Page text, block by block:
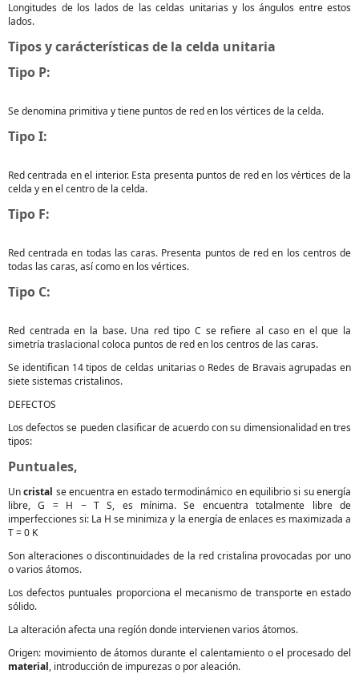
Longitudes de los lados de las celdas unitarias y los ángulos entre estos
lados.
Tipos y carácterísticas de la celda unitaria
Tipo P:
Se denomina primitiva y tiene puntos de red en los vértices de la celda.
Tipo I:
Red centrada en el interior. Esta presenta puntos de red en los vértices de la
celda y en el centro de la celda.
Tipo F:
Red centrada en todas las caras. Presenta puntos de red en los centros de
todas las caras, así como en los vértices.
Tipo C:
Red centrada en la base. Una red tipo C se refiere al caso en el que la
simetría traslacional coloca puntos de red en los centros de las caras.
Se identifican 14 tipos de celdas unitarias o Redes de Bravais agrupadas en
siete sistemas cristalinos.
DEFECTOS
Los defectos se pueden clasificar de acuerdo con su dimensionalidad en tres
tipos:
Puntuales,
Uncristal se encuentra en estado termodinámico en equilibrio si su energía
libre, G = H − T S, es mínima. Se encuentra totalmente libre de
imperfecciones si: La H se minimiza y la energía de enlaces es maximizada a
T = 0 K
Son alteraciones o discontinuidades de la red cristalina provocadas por uno
o varios átomos.
Los defectos puntuales proporciona el mecanismo de transporte en estado
sólido.
La alteración afecta una regíón donde intervienen varios átomos.
Origen: movimiento de átomos durante el calentamiento o el procesado del
material, introducción de impurezas o por aleación.